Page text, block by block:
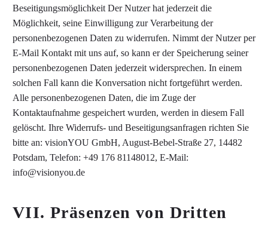
Beseitigungsmöglichkeit Der Nutzer hat jederzeit die
Möglichkeit, seine Einwilligung zur Verarbeitung der
personenbezogenen Daten zu widerrufen. Nimmt der Nutzer per
E-Mail Kontakt mit uns auf, so kann er der Speicherung seiner
personenbezogenen Daten jederzeit widersprechen. In einem
solchen Fall kann die Konversation nicht fortgeführt werden.
Alle personenbezogenen Daten, die im Zuge der
Kontaktaufnahme gespeichert wurden, werden in diesem Fall
gelöscht. Ihre Widerrufs- und Beseitigungsanfragen richten Sie
bitte an: visionYOU GmbH, August-Bebel-Straße 27, 14482
Potsdam, Telefon: +49 176 81148012, E-Mail:
info@visionyou.de
VII. Präsenzen von Dritten